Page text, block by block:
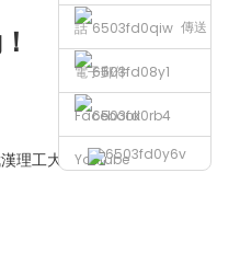
話 傳送
電子郵件
Facebook
Youtube
理工大學